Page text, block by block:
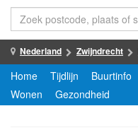
Nederland Zwijndrecht
Home Tijdlijn Buurtinfo
Wonen
Gezondheid